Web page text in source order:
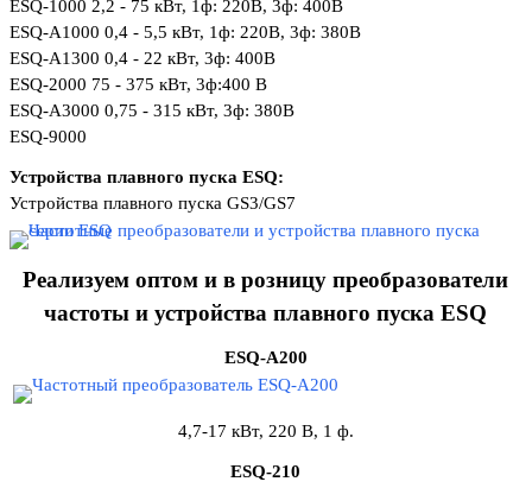
ESQ-1000 2,2 - 75 кВт, 1ф: 220В, 3ф: 400В
ESQ-A1000 0,4 - 5,5 кВт, 1ф: 220В, 3ф: 380В
ESQ-A1300 0,4 - 22 кВт, 3ф: 400В
ESQ-2000 75 - 375 кВт, 3ф:400 В
ESQ-A3000 0,75 - 315 кВт, 3ф: 380В
ESQ-9000
Устройства плавного пуска ESQ:
Устройства плавного пуска GS3/GS7
Реализуем оптом и в розницу преобразователи
частоты и устройства плавного пуска ESQ
ESQ-A200
4,7-17 кВт, 220 В, 1 ф.
ESQ-210